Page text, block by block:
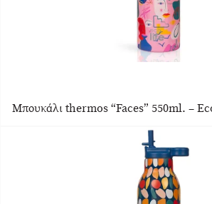
Μπουκάλι thermos “Faces” 550ml. –